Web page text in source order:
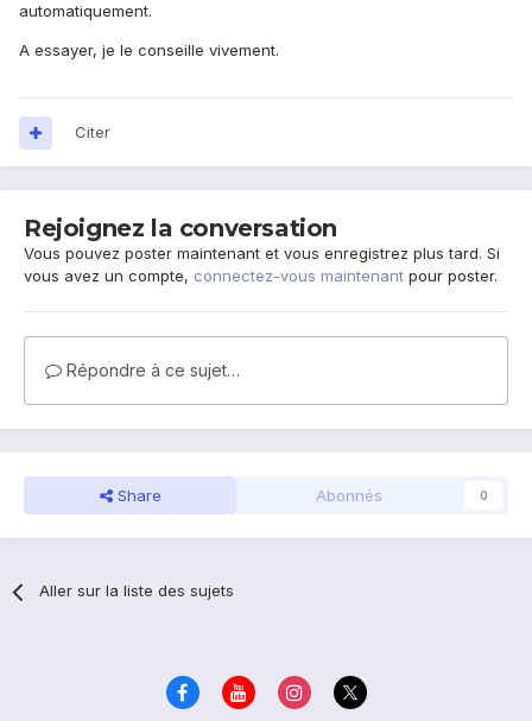
automatiquement.
A essayer, je le conseille vivement.
Citer
Rejoignez la conversation
Vous pouvez poster maintenant et vous enregistrez plus tard. Si
vous avez un compte, connectez-vous maintenant pour poster.
Répondre à ce sujet…
Share Abonnés 0
Aller sur la liste des sujets